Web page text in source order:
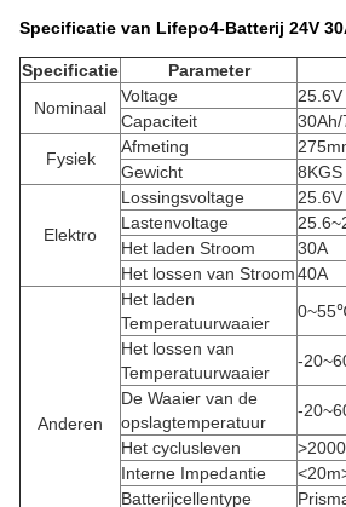
Specificatie van Lifepo4-Batterij 24V
Specificatie Parameter
Nominaal
Voltage
25.6V
Capaciteit
30Ah/
Fysiek
Afmeting
Gewicht
8KGS
Elektro
Lossingsvoltage
25.6V
Lastenvoltage
Het laden Stroom
30A
Het lossen van Stroom40A
Anderen
Het laden
Temperatuurwaaier
Het lossen van
Temperatuurwaaier
-
De Waaier van de
opslagtemperatuur
-
Het cyclusleven
Interne Impedantie
Batterijcellentype